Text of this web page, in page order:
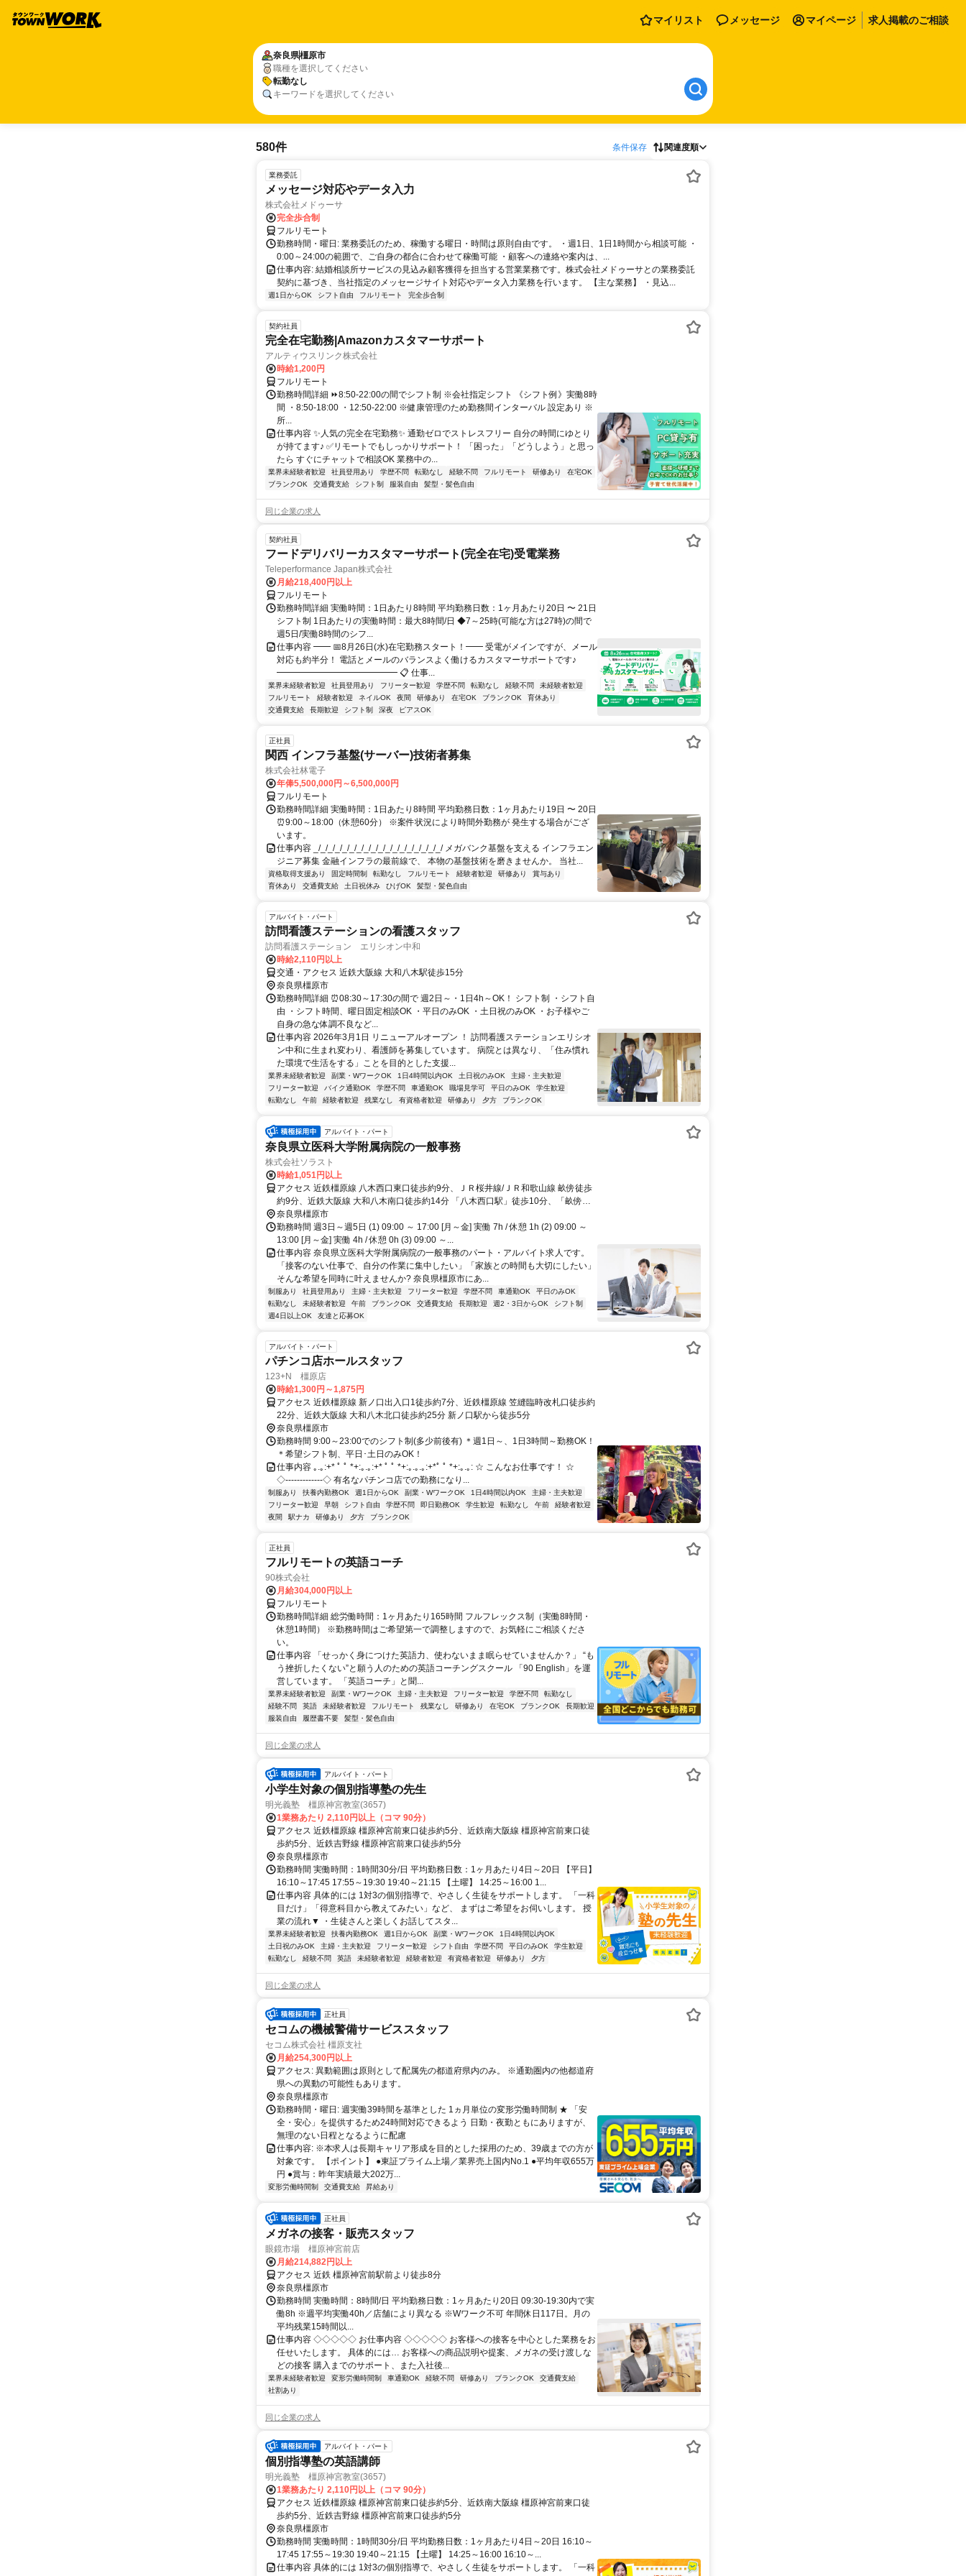
マイリスト メッセージ マイページ 求人掲載のご相談
奈良県橿原市
職種を選択してください
転勤なし
キーワードを選択してください
580件 条件保存 関連度順
業務委託
メッセージ対応やデータ入力
株式会社メドゥーサ
完全歩合制
フルリモート
勤務時間・曜日: 業務委託のため、稼働する曜日・時間は原則自由です。 ・週1日、1日1時間から相談可能 ・
0:00～24:00の範囲で、ご自身の都合に合わせて稼働可能 ・顧客への連絡や案内は、...
仕事内容: 結婚相談所サービスの見込み顧客獲得を担当する営業業務です。株式会社メドゥーサとの業務委託
契約に基づき、当社指定のメッセージサイト対応やデータ入力業務を行います。 【主な業務】 ・見込...
週1日からOK シフト自由 フルリモート 完全歩合制
契約社員
完全在宅勤務|Amazonカスタマーサポート
アルティウスリンク株式会社
時給1,200円
フルリモート
勤務時間詳細 ⏩8:50-22:00の間でシフト制 ※会社指定シフト 《シフト例》実働8時
間 ・8:50-18:00 ・12:50-22:00 ※健康管理のため勤務間インターバル 設定あり ※
所...
仕事内容 ✨人気の完全在宅勤務✨ 通勤ゼロでストレスフリー 自分の時間にゆとり
が持てます♪ ✅リモートでもしっかりサポート！ 「困った」「どうしよう」と思っ
たら すぐにチャットで相談OK 業務中の...
業界未経験者歓迎 社員登用あり 学歴不問 転勤なし 経験不問 フルリモート 研修あり
在宅OK
ブランクOK
交通費支給 シフト制 服装自由 髪型・髪色自由
同じ企業の求人
契約社員
フードデリバリーカスタマーサポート(完全在宅)受電業務
Teleperformance Japan株式会社
月給218,400円以上
フルリモート
勤務時間詳細 実働時間：1日あたり8時間 平均勤務日数：1ヶ月あたり20日 〜 21日
シフト制 1日あたりの実働時間：最大8時間/日 ◆7～25時(可能な方は27時)の間で
週5日/実働8時間のシフ...
仕事内容 ━━ 📅8月26日(水)在宅勤務スタート！━━ 受電がメインですが、メール
対応も約半分！ 電話とメールのバランスよく働けるカスタマーサポートです♪
━━━━━━━━━━━━━━ 📋 仕事...
業界未経験者歓迎 社員登用あり フリーター歓迎 学歴不問 転勤なし 経験不問
未経験者歓迎
フルリモート
経験者歓迎 ネイルOK 夜間 研修あり 在宅OK ブランクOK
育休あり
交通費支給
長期歓迎 シフト制 深夜 ピアスOK
正社員
関西 インフラ基盤(サーバー)技術者募集
株式会社林電子
年俸5,500,000円～6,500,000円
フルリモート
勤務時間詳細 実働時間：1日あたり8時間 平均勤務日数：1ヶ月あたり19日 〜 20日
⏰9:00～18:00（休憩60分） ※案件状況により時間外勤務が 発生する場合がござ
います。
仕事内容 _/_/_/_/_/_/_/_/_/_/_/_/_/_/_/_/_/_/ メガバンク基盤を支える インフラエン
ジニア募集 金融インフラの最前線で、 本物の基盤技術を磨きませんか。 当社...
資格取得支援あり 固定時間制 転勤なし フルリモート 経験者歓迎 研修あり
賞与あり
育休あり
交通費支給 土日祝休み ひげOK 髪型・髪色自由
アルバイト・パート
訪問看護ステーションの看護スタッフ
訪問看護ステーション エリシオン中和
時給2,110円以上
交通・アクセス 近鉄大阪線 大和八木駅徒歩15分
奈良県橿原市
勤務時間詳細 ⏰08:30～17:30の間で 週2日～・1日4h～OK！ シフト制 ・シフト自
由 ・シフト時間、曜日固定相談OK ・平日のみOK ・土日祝のみOK ・お子様やご
自身の急な体調不良など...
仕事内容 2026年3月1日 リニューアルオープン ！ 訪問看護ステーションエリシオ
ン中和に生まれ変わり、看護師を募集しています。 病院とは異なり、「住み慣れ
た環境で生活をする」ことを目的とした支援...
業界未経験者歓迎 副業・WワークOK 1日4時間以内OK 土日祝のみOK
主婦・主夫歓迎
フリーター歓迎
バイク通勤OK 学歴不問 車通勤OK 職場見学可 平日のみOK
学生歓迎
転勤なし
午前 経験者歓迎 残業なし 有資格者歓迎 研修あり 夕方 ブランクOK
アルバイト・パート
奈良県立医科大学附属病院の一般事務
株式会社ソラスト
時給1,051円以上
アクセス 近鉄橿原線 八木西口東口徒歩約9分、ＪＲ桜井線/ＪＲ和歌山線 畝傍徒歩
約9分、近鉄大阪線 大和八木南口徒歩約14分 「八木西口駅」徒歩10分、「畝傍
駅」徒歩10分
奈良県橿原市
勤務時間 週3日～週5日 (1) 09:00 ～ 17:00 [月～金] 実働 7h / 休憩 1h (2) 09:00 ～
13:00 [月～金] 実働 4h / 休憩 0h (3) 09:00 ～...
仕事内容 奈良県立医科大学附属病院の一般事務のパート・アルバイト求人です。
「接客のない仕事で、自分の作業に集中したい」「家族との時間も大切にしたい」
そんな希望を同時に叶えませんか? 奈良県橿原市にあ...
制服あり 社員登用あり 主婦・主夫歓迎 フリーター歓迎 学歴不問 車通勤OK
平日のみOK
転勤なし
未経験者歓迎 午前 ブランクOK 交通費支給 長期歓迎 週2・3日からOK
シフト制
週4日以上OK
友達と応募OK
アルバイト・パート
パチンコ店ホールスタッフ
123+N 橿原店
時給1,300円～1,875円
アクセス 近鉄橿原線 新ノ口出入口1徒歩約7分、近鉄橿原線 笠縫臨時改札口徒歩約
22分、近鉄大阪線 大和八木北口徒歩約25分 新ノ口駅から徒歩5分
奈良県橿原市
勤務時間 9:00～23:00でのシフト制(多少前後有) ＊週1日～、1日3時間～勤務OK！
＊希望シフト制、平日･土日のみOK！
仕事内容 ｡.｡:+* ﾟ ﾟ *+:｡.｡:+* ﾟ ﾟ *+:｡.｡.｡:+*ﾟ ﾟ *+:｡.｡: ☆ こんなお仕事です！ ☆
◇‐‐‐‐‐‐‐‐‐‐‐‐‐◇ 有名なパチンコ店での勤務になり...
制服あり 扶養内勤務OK 週1日からOK 副業・WワークOK 1日4時間以内OK
主婦・主夫歓迎
フリーター歓迎
早朝 シフト自由 学歴不問 即日勤務OK 学生歓迎 転勤なし 午前
経験者歓迎
夜間
駅ナカ 研修あり 夕方 ブランクOK
正社員
フルリモートの英語コーチ
90株式会社
月給304,000円以上
フルリモート
勤務時間詳細 総労働時間：1ヶ月あたり165時間 フルフレックス制（実働8時間・
休憩1時間） ※勤務時間はご希望第一で調整しますので、お気軽にご相談くださ
い。
仕事内容 「せっかく身につけた英語力、使わないまま眠らせていませんか？」 “も
う挫折したくない”と願う人のための英語コーチングスクール 「90 English」を運
営しています。 「英語コーチ」と聞...
業界未経験者歓迎 副業・WワークOK 主婦・主夫歓迎 フリーター歓迎 学歴不問
転勤なし
経験不問
英語 未経験者歓迎 フルリモート 残業なし 研修あり 在宅OK ブランクOK
長期歓迎
服装自由
履歴書不要 髪型・髪色自由
同じ企業の求人
アルバイト・パート
小学生対象の個別指導塾の先生
明光義塾 橿原神宮教室(3657)
1業務あたり 2,110円以上（コマ 90分）
アクセス 近鉄橿原線 橿原神宮前東口徒歩約5分、近鉄南大阪線 橿原神宮前東口徒
歩約5分、近鉄吉野線 橿原神宮前東口徒歩約5分
奈良県橿原市
勤務時間 実働時間：1時間30分/日 平均勤務日数：1ヶ月あたり4日～20日 【平日】
16:10～17:45 17:55～19:30 19:40～21:15 【土曜】 14:25～16:00 1...
仕事内容 具体的には 1対3の個別指導で、やさしく生徒をサポートします。 「一科
目だけ」「得意科目から教えてみたい」など、 まずはご希望をお伺いします。 授
業の流れ▼ ・生徒さんと楽しくお話してスタ...
業界未経験者歓迎 扶養内勤務OK 週1日からOK 副業・WワークOK
1日4時間以内OK
土日祝のみOK
主婦・主夫歓迎 フリーター歓迎 シフト自由 学歴不問 平日のみOK
学生歓迎
転勤なし
経験不問 英語 未経験者歓迎 経験者歓迎 有資格者歓迎 研修あり 夕方
同じ企業の求人
正社員
セコムの機械警備サービススタッフ
セコム株式会社 橿原支社
月給254,300円以上
アクセス: 異動範囲は原則として配属先の都道府県内のみ。 ※通勤圏内の他都道府
県への異動の可能性もあります。
奈良県橿原市
勤務時間・曜日: 週実働39時間を基準とした 1ヵ月単位の変形労働時間制 ★ 「安
全・安心」を提供するため24時間対応できるよう 日勤・夜勤ともにありますが、
無理のない日程となるように配慮
仕事内容: ※本求人は長期キャリア形成を目的とした採用のため、39歳までの方が
対象です。 【ポイント】 ●東証プライム上場／業界売上国内No.1 ●平均年収655万
円 ●賞与：昨年実績最大202万...
変形労働時間制 交通費支給 昇給あり
正社員
メガネの接客・販売スタッフ
眼鏡市場 橿原神宮前店
月給214,882円以上
アクセス 近鉄 橿原神宮前駅前より徒歩8分
奈良県橿原市
勤務時間 実働時間：8時間/日 平均勤務日数：1ヶ月あたり20日 09:30-19:30内で実
働8h ※週平均実働40h／店舗により異なる ※Wワーク不可 年間休日117日。月の
平均残業15時間以...
仕事内容 ◇◇◇◇◇ お仕事内容 ◇◇◇◇◇ お客様への接客を中心とした業務をお
任せいたします。 具体的には… お客様への商品説明や提案、メガネの受け渡しな
どの接客 購入までのサポート、また入社後...
業界未経験者歓迎 変形労働時間制 車通勤OK 経験不問 研修あり ブランクOK
交通費支給
社割あり
同じ企業の求人
アルバイト・パート
個別指導塾の英語講師
明光義塾 橿原神宮教室(3657)
1業務あたり 2,110円以上（コマ 90分）
アクセス 近鉄橿原線 橿原神宮前東口徒歩約5分、近鉄南大阪線 橿原神宮前東口徒
歩約5分、近鉄吉野線 橿原神宮前東口徒歩約5分
奈良県橿原市
勤務時間 実働時間：1時間30分/日 平均勤務日数：1ヶ月あたり4日～20日 16:10～
17:45 17:55～19:30 19:40～21:15 【土曜】 14:25～16:00 16:10～...
仕事内容 具体的には 1対3の個別指導で、やさしく生徒をサポートします。 「一科